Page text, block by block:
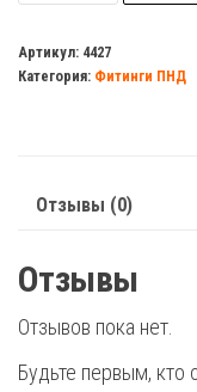
32х1/2
внутр.
Артикул: 4427
Категория: Фитинги ПНД
Отзывы (0)
Отзывы
Отзывов пока нет.
Будьте первым, кто